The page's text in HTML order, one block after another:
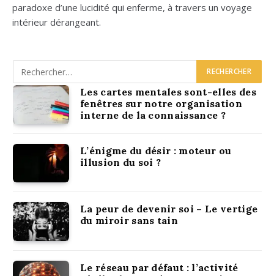
para­doxe d’une luci­di­té qui enferme, à tra­vers un voyage
inté­rieur déran­geant.
Les cartes mentales sont-elles des
fenêtres sur notre organisation
interne de la connaissance ?
L’énigme du désir : moteur ou
illusion du soi ?
La peur de devenir soi – Le vertige
du miroir sans tain
Le réseau par défaut : l’activité